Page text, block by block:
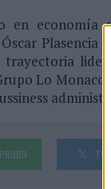
en
Plasencia
Lo